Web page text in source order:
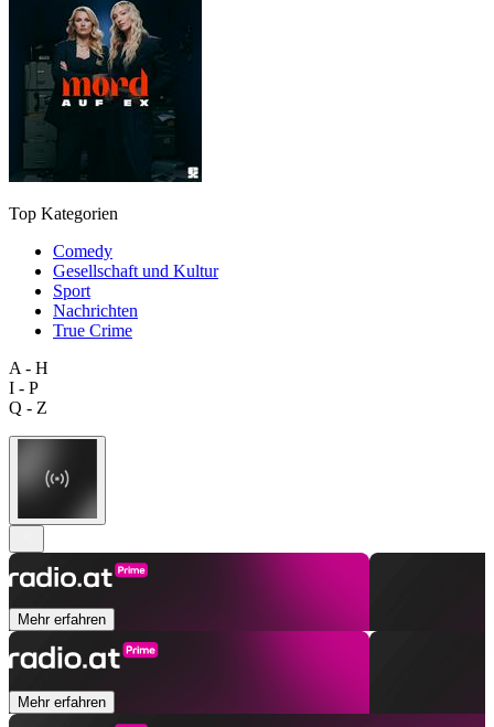
Top Kategorien
Comedy
Gesellschaft und Kultur
Sport
Nachrichten
True Crime
A - H
I - P
Q - Z
Mehr erfahren
Mehr erfahren